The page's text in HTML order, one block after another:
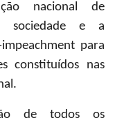
nacional de
sociedade e a
para
constituídos nas
de todos os